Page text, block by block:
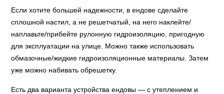
Если хотите большей надежности, в ендове сделайте
сплошной настил, а не решетчатый, на него наклейте/
наплавьте/прибейте рулонную гидроизоляцию, пригодную
для эксплуатации на улице. Можно также использовать
обмазочные/жидкие гидроизоляционные материалы. Затем
уже можно набивать обрешетку.
Есть два варианта устройства ендовы — с утеплением и